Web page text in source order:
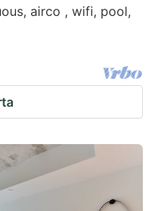
dates.
airco , wifi, pool,